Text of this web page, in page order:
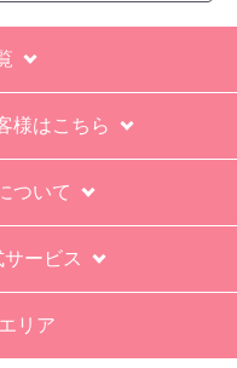
様はこちら
ついて
ービス
リア